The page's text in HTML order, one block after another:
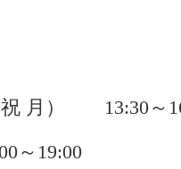
祝 月） 13:30～
～19:00